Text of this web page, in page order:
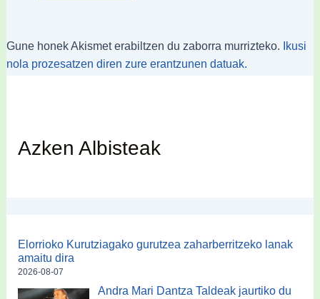
Gune honek Akismet erabiltzen du zaborra murrizteko.
Ikusi
nola prozesatzen diren zure erantzunen datuak.
Azken Albisteak
Elorrioko Kurutziagako gurutzea zaharberritzeko lanak
amaitu dira
2026-08-07
Andra Mari Dantza Taldeak jaurtiko du